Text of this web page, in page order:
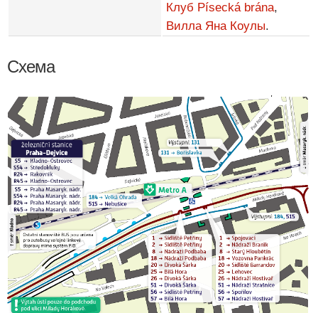
Клуб Písecká brána,
Вилла Яна Коулы.
Схема